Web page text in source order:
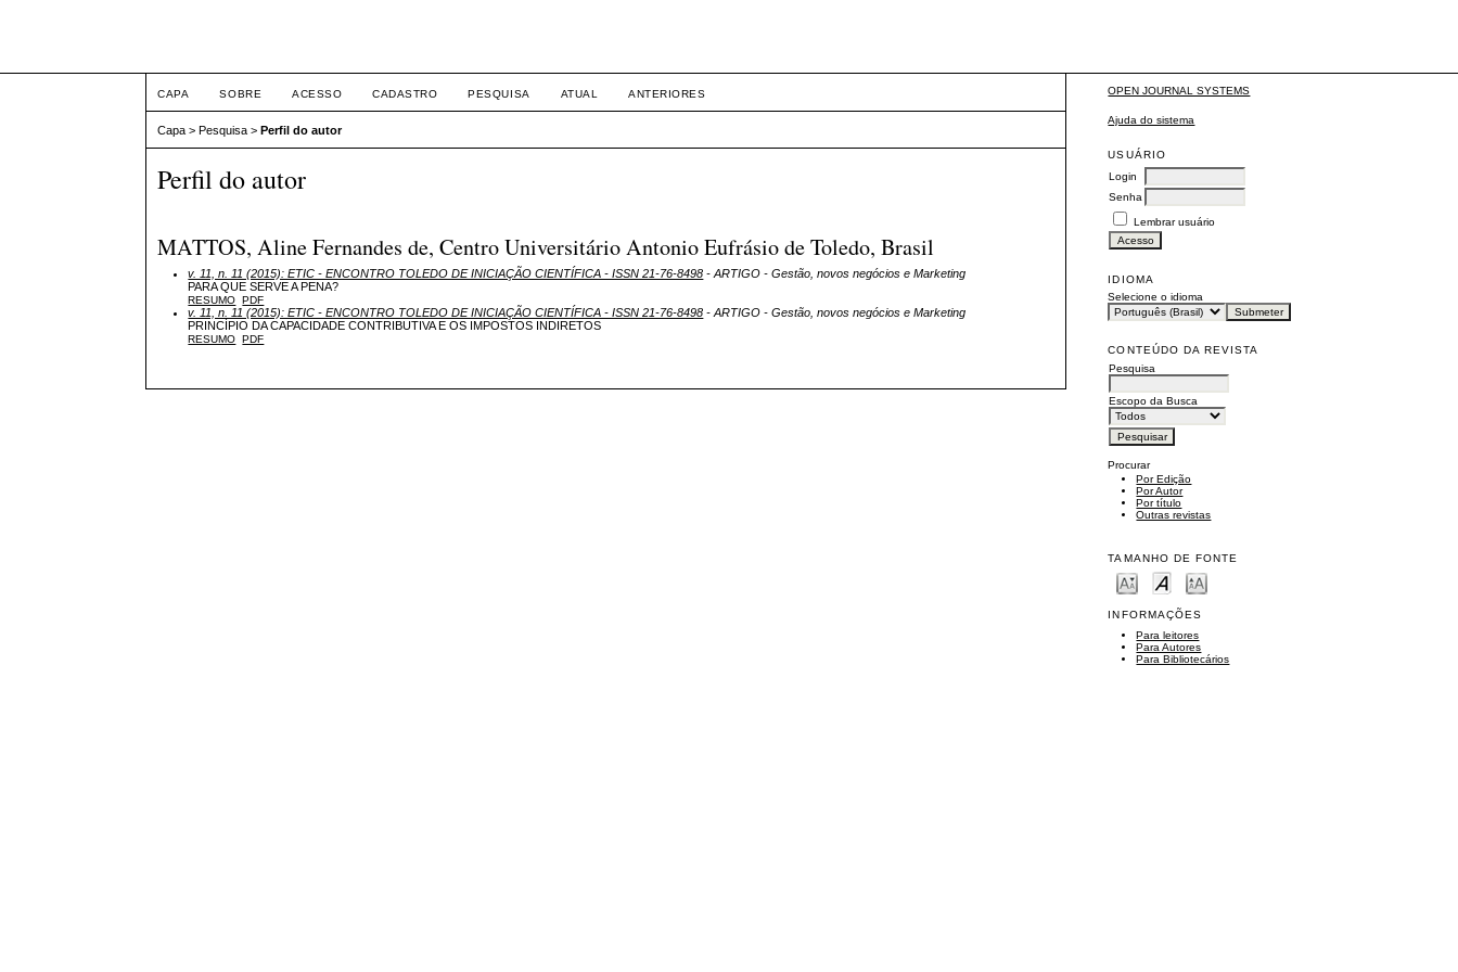
OPEN JOURNAL SYSTEMS
Ajuda do sistema
USUÁRIO
Login
Senha
Lembrar usuário
IDIOMA
Selecione o idioma
CONTEÚDO DA REVISTA
Pesquisa
Escopo da Busca
Procurar
Por Edição
Por Autor
Por título
Outras revistas
TAMANHO DE FONTE
INFORMAÇÕES
Para leitores
Para Autores
Para Bibliotecários
CAPA SOBRE ACESSO CADASTRO PESQUISA ATUAL ANTERIORES
Capa >Pesquisa >Perfil do autor
Perfil do autor
MATTOS, Aline Fernandes de, Centro Universitário Antonio Eufrásio de Toledo, Brasil
v. 11, n. 11 (2015): ETIC - ENCONTRO TOLEDO DE INICIAÇÃO CIENTÍFICA - ISSN 21-76-8498 - ARTIGO - Gestão, novos negócios e Marketing
PARA QUE SERVE A PENA?
RESUMO PDF
v. 11, n. 11 (2015): ETIC - ENCONTRO TOLEDO DE INICIAÇÃO CIENTÍFICA - ISSN 21-76-8498 - ARTIGO - Gestão, novos negócios e Marketing
PRINCÍPIO DA CAPACIDADE CONTRIBUTIVA E OS IMPOSTOS INDIRETOS
RESUMO PDF